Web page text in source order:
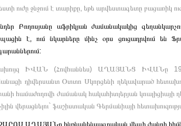
ուժը ջնջում է տարիքը, եթե արվեստագետը բացառիկ
Բողոսյանը աֆրիկյան ժամանակակից
է, ում նկարները մինչ օրս ցուցադրվում
ԻՎԱՆ (Հովհաննես) ԱՂԱՅԱՆՑ ԻՎԱՆը
դիվերսանտ Օտտո Սկորցենի ղեկավարած
համաժողովի ժամանակ հակահիտլերյան կոալիցիայի
վերացնելու` ֆաշիստական Գերմանիայի
ԱՂԱՅԱՆը ինքնակենսագրական վեպի ժանրի